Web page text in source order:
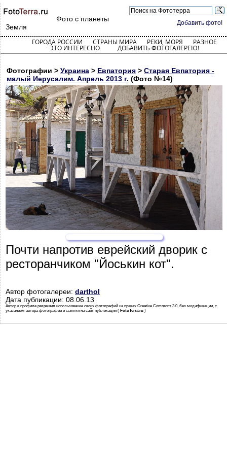
Добавить фото!
Фото с планеты
Земля
ГОРОДА РОССИИ СТРАНЫ МИРА РЕКИ, МОРЯ РАЗНОЕ
ЭТО ИНТЕРЕСНО ДОБАВИТЬ ФОТОГАЛЕРЕЮ!
Фотографии > Украина > Евпатория > Старая Евпатория -
малый Иерусалим. Апрель 2013 г. (Фото №14)
Почти напротив еврейский дворик с
ресторанчиком "Йоськин кот".
Автор фотогалереи: darthol
Дата публикации: 08.06.13
Автор в профиле разрешил использование своих фотографий на правах Creative Commons 3.0, без модификации, с
указанием автора фотографии и ссылки на сайт публикации ( FotoTerra.ru )